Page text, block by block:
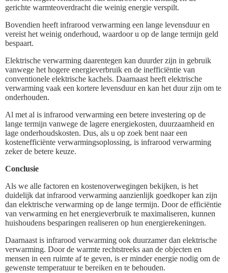
gerichte warmteoverdracht die weinig energie verspilt.
Bovendien heeft infrarood verwarming een lange levensduur en
vereist het weinig onderhoud, waardoor u op de lange termijn geld
bespaart.
Elektrische verwarming daarentegen kan duurder zijn in gebruik
vanwege het hogere energieverbruik en de inefficiëntie van
conventionele elektrische kachels. Daarnaast heeft elektrische
verwarming vaak een kortere levensduur en kan het duur zijn om te
onderhouden.
Al met al is infrarood verwarming een betere investering op de
lange termijn vanwege de lagere energiekosten, duurzaamheid en
lage onderhoudskosten. Dus, als u op zoek bent naar een
kostenefficiënte verwarmingsoplossing, is infrarood verwarming
zeker de betere keuze.
Conclusie
Als we alle factoren en kostenoverwegingen bekijken, is het
duidelijk dat infrarood verwarming aanzienlijk goedkoper kan zijn
dan elektrische verwarming op de lange termijn. Door de efficiëntie
van verwarming en het energieverbruik te maximaliseren, kunnen
huishoudens besparingen realiseren op hun energierekeningen.
Daarnaast is infrarood verwarming ook duurzamer dan elektrische
verwarming. Door de warmte rechtstreeks aan de objecten en
mensen in een ruimte af te geven, is er minder energie nodig om de
gewenste temperatuur te bereiken en te behouden.